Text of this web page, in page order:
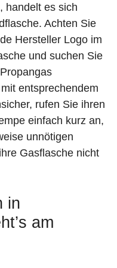
handelt es sich
Achten Sie
Hersteller Logo im
und suchen Sie
entsprechendem
rufen Sie ihren
einfach kurz an,
unnötigen
Gasflasche nicht
in
am